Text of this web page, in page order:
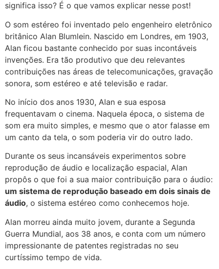
significa isso? É o que vamos explicar nesse post!
O som estéreo foi inventado pelo engenheiro eletrônico
britânico Alan Blumlein. Nascido em Londres, em 1903,
Alan ficou bastante conhecido por suas incontáveis
invenções. Era tão produtivo que deu relevantes
contribuições nas áreas de telecomunicações, gravação
sonora, som estéreo e até televisão e radar.
No início dos anos 1930, Alan e sua esposa
frequentavam o cinema. Naquela época, o sistema de
som era muito simples, e mesmo que o ator falasse em
um canto da tela, o som poderia vir do outro lado.
Durante os seus incansáveis experimentos sobre
reprodução de áudio e localização espacial, Alan
propôs o que foi a sua maior contribuição para o áudio:
um sistema de reprodução baseado em dois sinais de
áudio, o sistema estéreo como conhecemos hoje.
Alan morreu ainda muito jovem, durante a Segunda
Guerra Mundial, aos 38 anos, e conta com um número
impressionante de patentes registradas no seu
curtíssimo tempo de vida.